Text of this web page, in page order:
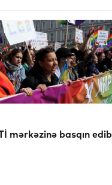
mərkəzinə basqın edib